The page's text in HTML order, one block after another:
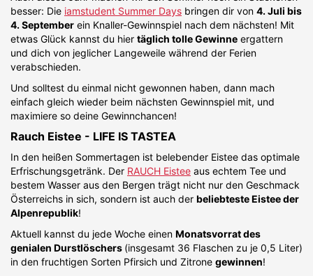
besser: Die iamstudent Summer Days bringen dir von 4. Juli bis
4. September ein Knaller-Gewinnspiel nach dem nächsten! Mit
etwas Glück kannst du hier täglich tolle Gewinne ergattern
und dich von jeglicher Langeweile während der Ferien
verabschieden.
Und solltest du einmal nicht gewonnen haben, dann mach
einfach gleich wieder beim nächsten Gewinnspiel mit, und
maximiere so deine Gewinnchancen!
Rauch Eistee - LIFE IS TASTEA
In den heißen Sommertagen ist belebender Eistee das optimale
Erfrischungsgetränk. Der RAUCH Eistee aus echtem Tee und
bestem Wasser aus den Bergen trägt nicht nur den Geschmack
Österreichs in sich, sondern ist auch der beliebteste Eistee der
Alpenrepublik!
Aktuell kannst du jede Woche einen Monatsvorrat des
genialen Durstlöschers (insgesamt 36 Flaschen zu je 0,5 Liter)
in den fruchtigen Sorten Pfirsich und Zitrone gewinnen!